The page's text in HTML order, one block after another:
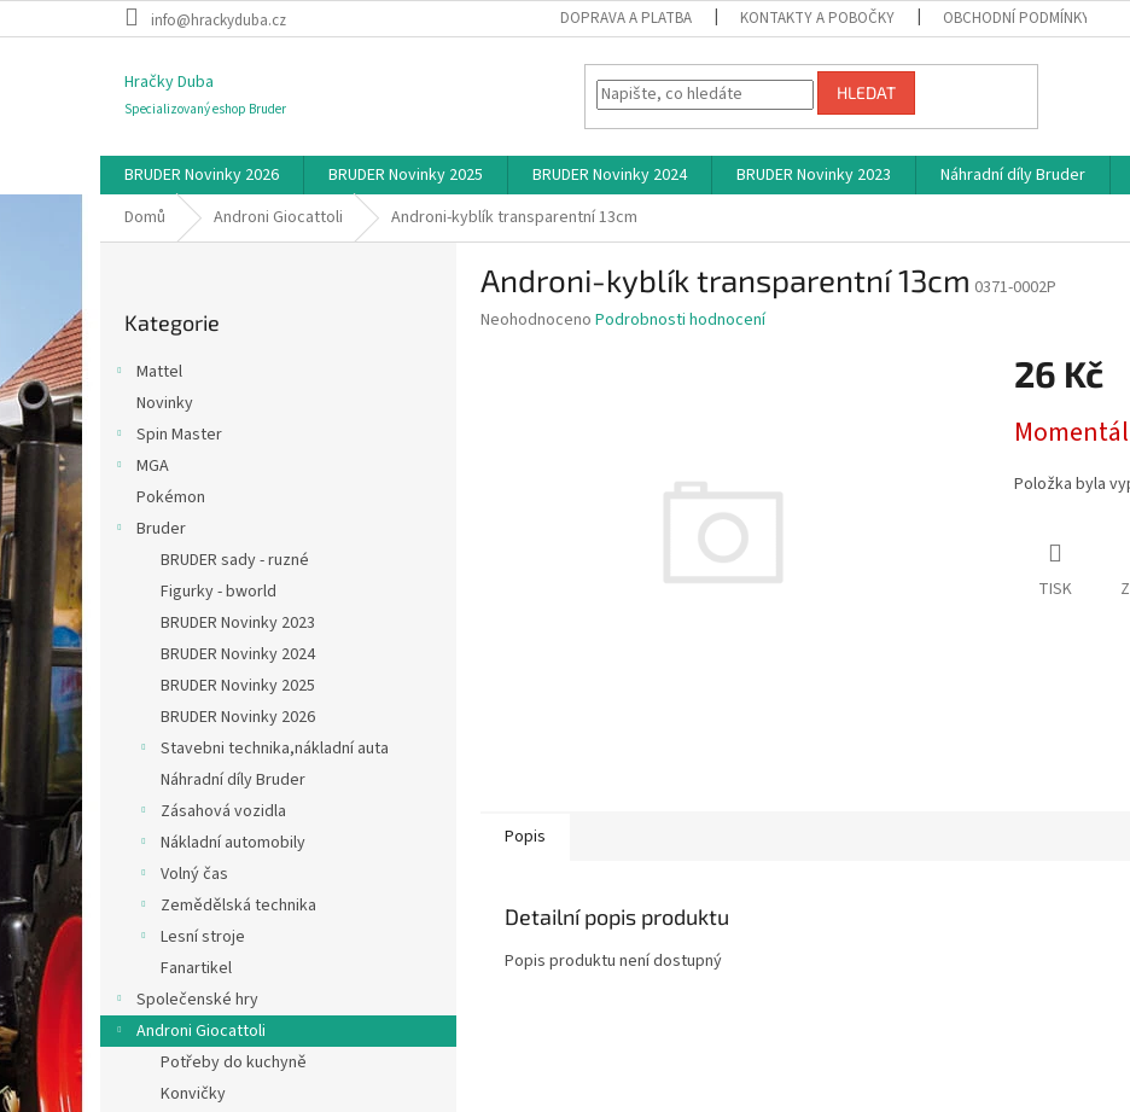
na
info@hrackyduba.cz DOPRAVA A PLATBA KONTAKTY A POBOČKY OBCHODNÍ PODMÍNKY
Hračky Duba
Specializovaný eshop Bruder
HLEDAT
BRUDER Novinky 2026 BRUDER Novinky 2025 BRUDER Novinky 2024 BRUDER Novinky 2023 Náhradní díly Bruder
Domů
Androni Giocattoli Androni-kyblík transparentní 13cm
kategorie
Kategorie
Mattel
Novinky
Spin Master
MGA
Pokémon
Bruder
BRUDER sady - ruzné
Figurky - bworld
BRUDER Novinky 2023
BRUDER Novinky 2024
BRUDER Novinky 2025
BRUDER Novinky 2026
Stavebni technika,nákladní auta
Náhradní díly Bruder
Zásahová vozidla
Nákladní automobily
Volný čas
Zemědělská technika
Lesní stroje
Fanartikel
Společenské hry
Androni Giocattoli
Potřeby do kuchyně
Konvičky
Androni-kyblík transparentní 13cm 0371-0002P
Průměrné
Neohodnoceno Podrobnosti hodnocení
26 Kč
cena:
Položka byla
TISK
Popis
Detailní popis produktu
Popis produktu není dostupný